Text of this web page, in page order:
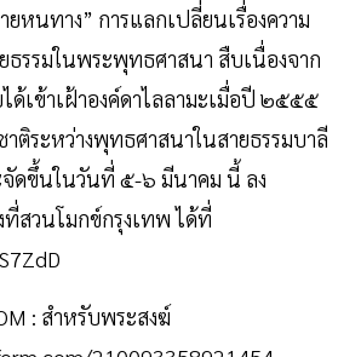
หนทาง” การแลกเปลี่ยนเรื่องความ
ธรรมในพระพุทธศาสนา สืบเนื่องจาก
ด้เข้าเฝ้าองค์ดาไลลามะเมื่อปี ๒๕๕๕
าติระหว่างพุทธศาสนาในสายธรรมบาลี
ดขึ้นในวันที่ ๕-๖ มีนาคม นี้ ลง
สวนโมกข์กรุงเทพ ได้ที่
: สำหรับพระสงฆ์